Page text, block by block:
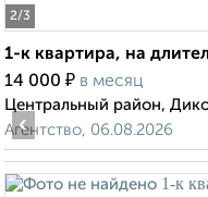
2/3
1-к квартира, на
14 000 ₽ в месяц
Центральный район,
Агентство, 06.08.2026
‹